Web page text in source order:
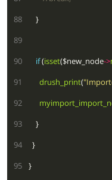
  88
    }
  89
  90
if (isset($new_node->
  91
drush_print(
  92
  93
    }
  94
  }
  95
}